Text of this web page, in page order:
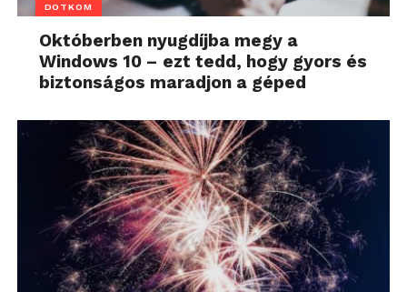
DOTKOM
Októberben nyugdíjba megy a
Windows 10 – ezt tedd, hogy gyors és
biztonságos maradjon a géped